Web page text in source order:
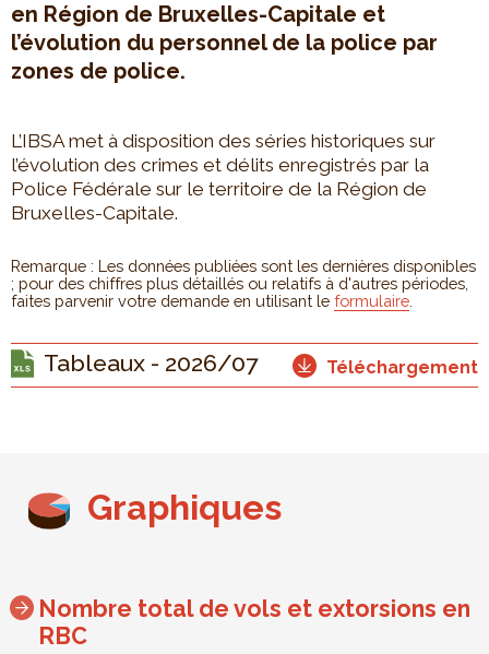
en Région de Bruxelles-Capitale et
l’évolution du personnel de la police par
zones de police.
L’IBSA met à disposition des séries historiques sur
l’évolution des crimes et délits enregistrés par la
Police Fédérale sur le territoire de la Région de
Bruxelles-Capitale.
Remarque : Les données publiées sont les dernières disponibles
; pour des chiffres plus détaillés ou relatifs à d'autres périodes,
faites parvenir votre demande en utilisant le formulaire
Tableaux - 2026/07 Téléchargement
Graphiques
Nombre total de vols et extorsions en
RBC